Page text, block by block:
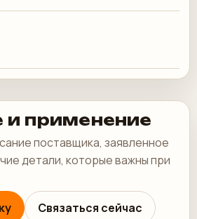
и применение
поставщика, заявленное
детали, которые важны при
Связаться сейчас